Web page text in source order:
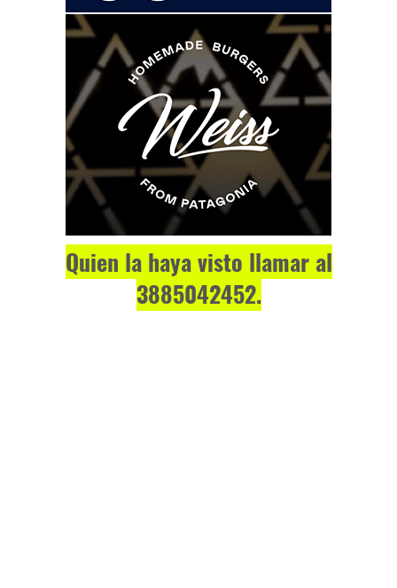
Quien la haya visto llamar al
3885042452.